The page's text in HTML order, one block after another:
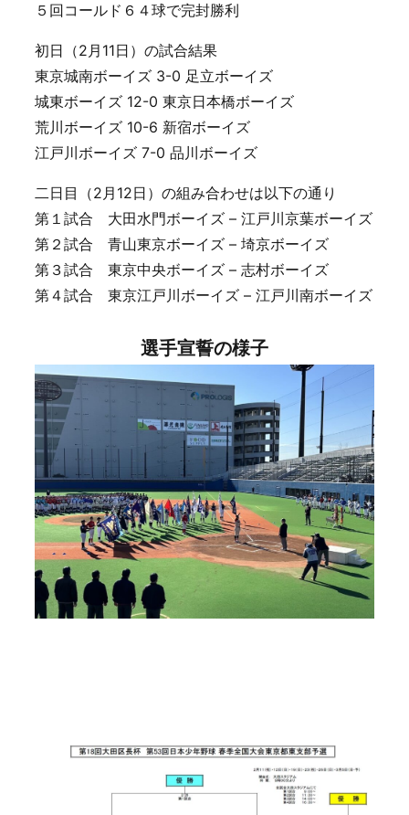
５回コールド６４球で完封勝利
初日（2月11日）の試合結果
東京城南ボーイズ 3-0 足立ボーイズ
城東ボーイズ 12-0 東京日本橋ボーイズ
荒川ボーイズ 10-6 新宿ボーイズ
江戸川ボーイズ 7-0 品川ボーイズ
二日目（2月12日）の組み合わせは以下の通り
第１試合 大田水門ボーイズ – 江戸川京葉ボーイズ
第２試合 青山東京ボーイズ – 埼京ボーイズ
第３試合 東京中央ボーイズ – 志村ボーイズ
第４試合 東京江戸川ボーイズ – 江戸川南ボーイズ
選手宣誓の様子